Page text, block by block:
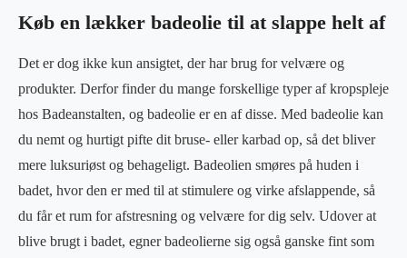
Køb en lækker badeolie til at slappe helt af
Det er dog ikke kun ansigtet, der har brug for velvære og
produkter. Derfor finder du mange forskellige typer af kropspleje
hos Badeanstalten, og badeolie er en af disse. Med badeolie kan
du nemt og hurtigt pifte dit bruse- eller karbad op, så det bliver
mere luksuriøst og behageligt. Badeolien smøres på huden i
badet, hvor den er med til at stimulere og virke afslappende, så
du får et rum for afstresning og velvære for dig selv. Udover at
blive brugt i badet, egner badeolierne sig også ganske fint som